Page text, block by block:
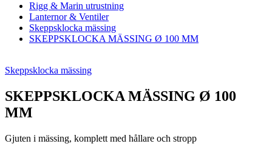
Rigg & Marin utrustning
Lanternor & Ventiler
Skeppsklocka mässing
SKEPPSKLOCKA MÄSSING Ø 100 MM
Skeppsklocka mässing
SKEPPSKLOCKA MÄSSING Ø 100
MM
Gjuten i mässing, komplett med hållare och stropp